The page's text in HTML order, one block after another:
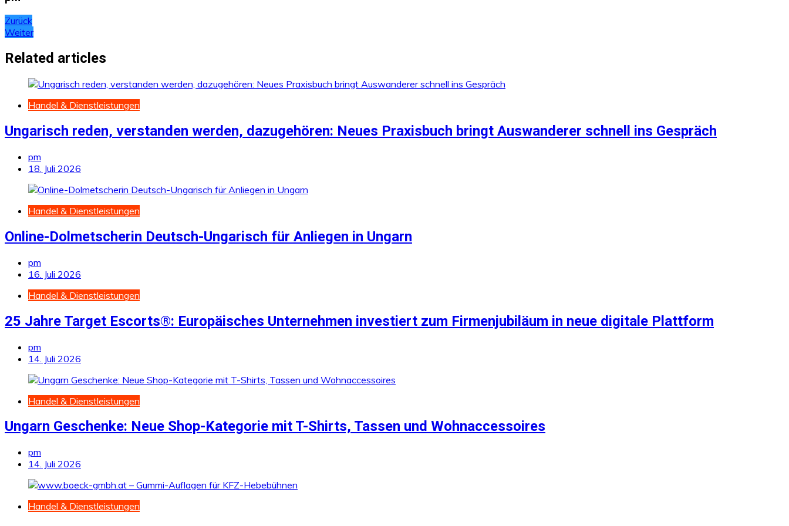
Beitragsnavigation
Zurück
Weiter
Related articles
Handel & Dienstleistungen
Ungarisch reden, verstanden werden, dazugehören: Neues Praxisbuch bringt Auswanderer schnell ins Gespräch
pm
18. Juli 2026
Handel & Dienstleistungen
Online-Dolmetscherin Deutsch-Ungarisch für Anliegen in Ungarn
pm
16. Juli 2026
Handel & Dienstleistungen
25 Jahre Target Escorts®: Europäisches Unternehmen investiert zum Firmenjubiläum in neue digitale Plattform
pm
14. Juli 2026
Handel & Dienstleistungen
Ungarn Geschenke: Neue Shop-Kategorie mit T-Shirts, Tassen und Wohnaccessoires
pm
14. Juli 2026
Handel & Dienstleistungen